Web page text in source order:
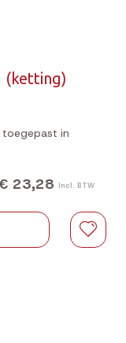
(ketting)
in
23,28 Incl. BTW